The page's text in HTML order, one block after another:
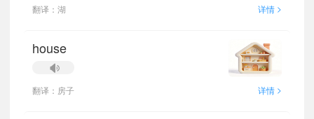
翻译：湖 详情 >
house
翻译：房子 详情 >